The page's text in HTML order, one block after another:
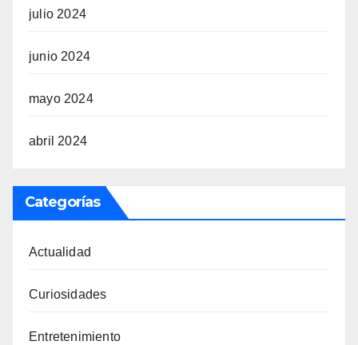
julio 2024
junio 2024
mayo 2024
abril 2024
Categorías
Actualidad
Curiosidades
Entretenimiento